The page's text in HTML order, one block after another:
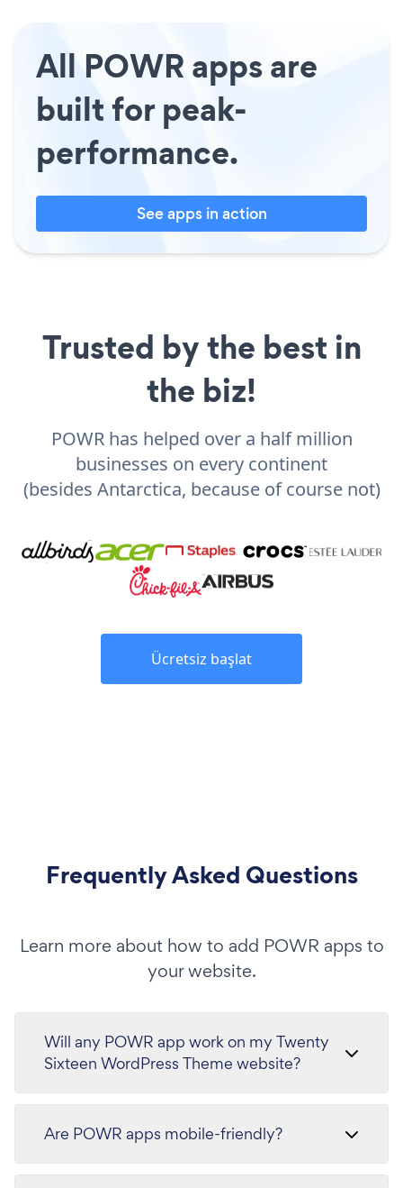
All POWR apps are
built for peak-
performance.
See apps in action
Trusted by the best in
the biz!
POWR has helped over a half million
businesses on every continent
(besides Antarctica, because of course not)
Ücretsiz başlat
Frequently Asked Questions
Learn more about how to add POWR apps to
your website.
Will any POWR app work on my Twenty
Sixteen WordPress Theme website?
Are POWR apps mobile-friendly?